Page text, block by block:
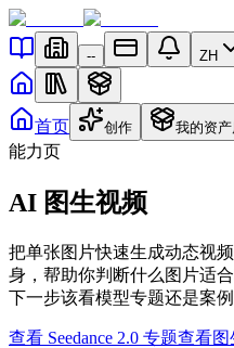
-- ZH
首页 创作 我的资
能力页
AI 图生视频
把单张图片快速生成动态视
身，帮助你判断什么图片适
下一步该看模型专题还是案例
查看 Seedance 2.0 专题查看图